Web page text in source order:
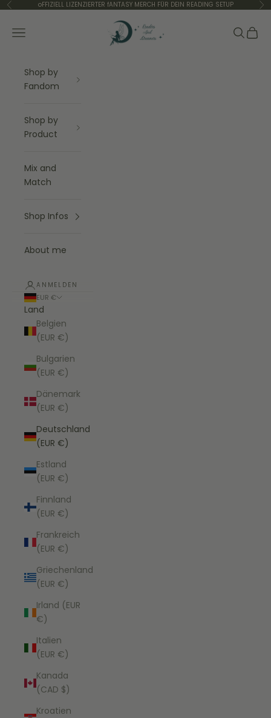
Zum Inhalt springen
Zurück oFFIZIELL LIZENZIERTER fANTASY MERCH FÜR DEIN READING SETUP Vor
Readers and Dreamers Shop
Menü Suchen
Shop by
Fandom
Shop by
Product
Mix and
Match
Shop Infos
About me
ANMELDEN
EUR €
Land
Belgien
(EUR €)
Bulgarien
(EUR €)
Dänemark
(EUR €)
Deutschland
(EUR €)
Estland
(EUR €)
Finnland
(EUR €)
Frankreich
(EUR €)
Griechenland
(EUR €)
Irland (EUR
€)
Italien
(EUR €)
Kanada
(CAD $)
Kroatien